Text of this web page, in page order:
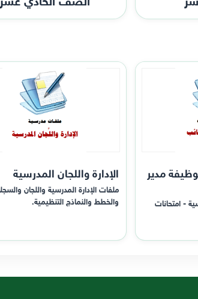
مدير
- امتحانات
الإدارة واللجان المدرسية
ملفات الإدارة المدرسية واللجان
والخطط والنماذج التنظيمية.